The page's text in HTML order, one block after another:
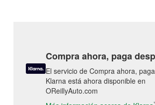
Compra ahora, paga
El servicio de Compra ahora,
Klarna está ahora disponible en
OReillyAuto.com